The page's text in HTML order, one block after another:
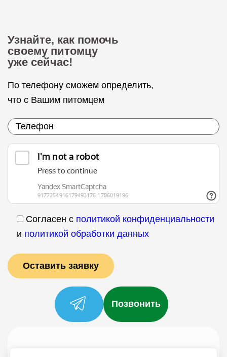
Узнайте, как помочь
своему питомцу
уже сейчас!
По телефону сможем определить,
что с Вашим питомцем
Согласен с политикой конфиденциальности
и политикой обработки данных
Позвонить